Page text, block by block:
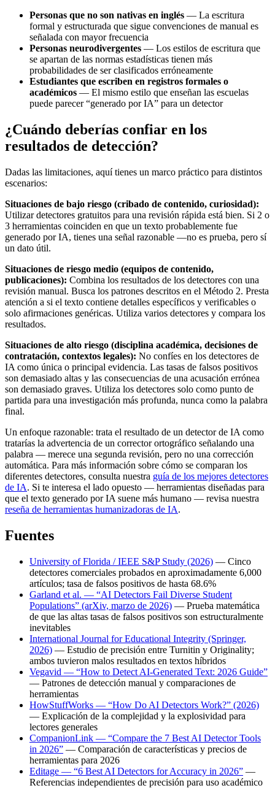
Personas que no son nativas en inglés — La escritura
formal y estructurada que sigue convenciones de manual es
señalada con mayor frecuencia
Personas neurodivergentes — Los estilos de escritura que
se apartan de las normas estadísticas tienen más
probabilidades de ser clasificados erróneamente
Estudiantes que escriben en registros formales o
académicos — El mismo estilo que enseñan las escuelas
puede parecer “generado por IA” para un detector
¿Cuándo deberías confiar en los
resultados de detección?
Dadas las limitaciones, aquí tienes un marco práctico para distintos
escenarios:
Situaciones de bajo riesgo (cribado de contenido, curiosidad):
Utilizar detectores gratuitos para una revisión rápida está bien. Si 2 o
3 herramientas coinciden en que un texto probablemente fue
generado por IA, tienes una señal razonable —no es prueba, pero sí
un dato útil.
Situaciones de riesgo medio (equipos de contenido,
publicaciones): Combina los resultados de los detectores con una
revisión manual. Busca los patrones descritos en el Método 2. Presta
atención a si el texto contiene detalles específicos y verificables o
solo afirmaciones genéricas. Utiliza varios detectores y compara los
resultados.
Situaciones de alto riesgo (disciplina académica, decisiones de
contratación, contextos legales): No confíes en los detectores de
IA como única o principal evidencia. Las tasas de falsos positivos
son demasiado altas y las consecuencias de una acusación errónea
son demasiado graves. Utiliza los detectores solo como punto de
partida para una investigación más profunda, nunca como la palabra
final.
Un enfoque razonable: trata el resultado de un detector de IA como
tratarías la advertencia de un corrector ortográfico señalando una
palabra — merece una segunda revisión, pero no una corrección
automática. Para más información sobre cómo se comparan los
diferentes detectores, consulta nuestra guía de los mejores detectores
de IA. Si te interesa el lado opuesto — herramientas diseñadas para
que el texto generado por IA suene más humano — revisa nuestra
reseña de herramientas humanizadoras de IA.
Fuentes
University of Florida / IEEE S&P Study (2026) — Cinco
detectores comerciales probados en aproximadamente 6,000
artículos; tasa de falsos positivos de hasta 68.6%
Garland et al. — “AI Detectors Fail Diverse Student
Populations” (arXiv, marzo de 2026) — Prueba matemática
de que las altas tasas de falsos positivos son estructuralmente
inevitables
International Journal for Educational Integrity (Springer,
2026) — Estudio de precisión entre Turnitin y Originality;
ambos tuvieron malos resultados en textos híbridos
Vegavid — “How to Detect AI-Generated Text: 2026 Guide”
— Patrones de detección manual y comparaciones de
herramientas
HowStuffWorks — “How Do AI Detectors Work?” (2026)
— Explicación de la complejidad y la explosividad para
lectores generales
CompanionLink — “Compare the 7 Best AI Detector Tools
in 2026” — Comparación de características y precios de
herramientas para 2026
Editage — “6 Best AI Detectors for Accuracy in 2026” —
Referencias independientes de precisión para uso académico